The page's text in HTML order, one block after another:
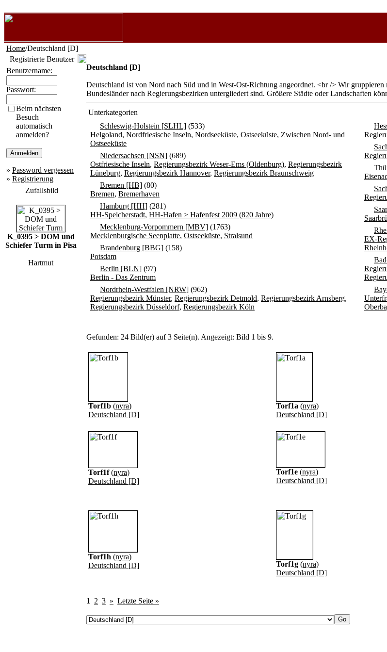
Home/Deutschland [D]
Registrierte Benutzer
Benutzername:
Passwort:
Beim nächsten
Besuch
automatisch
anmelden?
» Password vergessen
» Registrierung
Zufallsbild
K_0395 > DOM und
Schiefer Turm in Pisa
Hartmut
Deutschland [D]
Deutschland ist von Nord nach Süd und in West-Ost-Richtung angeordnet. <br /> Wir
Bundesländer nach Regierungsbezirken untergliedert sind. Größere Städte oder Landschaften
Unterkategorien
Schleswig-Holstein [SLHL] (533)
Helgoland, Nordfriesische Inseln, Nordseeküste, Ostseeküste, Zwischen Nord- und
Ostseeküste
Niedersachsen [NSN] (689)
Ostfriesische Inseln, Regierungsbezirk Weser-Ems (Oldenburg), Regierungsbezirk
Lüneburg, Regierungsbezirk Hannover, Regierungsbezirk Braunschweig
Bremen [HB] (80)
Bremen, Bremerhaven
Hamburg [HH] (281)
HH-Speicherstadt, HH-Hafen > Hafenfest 2009 (820 Jahre)
Mecklenburg-Vorpommern [MBV] (1763)
Mecklenburgische Seenplatte, Ostseeküste, Stralsund
Brandenburg [BBG] (158)
Potsdam
Berlin [BLN] (97)
Berlin - Das Zentrum
Nordrhein-Westfalen [NRW] (962)
Regierungsbezirk Münster, Regierungsbezirk Detmold, Regierungsbezirk Arnsberg,
Regierungsbezirk Düsseldorf, Regierungsbezirk Köln
EX-
Gefunden: 24 Bild(er) auf 3 Seite(n). Angezeigt: Bild 1 bis 9.
Torf1b (nyra)
Deutschland [D]
Torf1a (nyra)
Deutschland [D]
Torf1f(nyra)
Deutschland [D]
Torf1e (nyra)
Deutschland [D]
Torf1h (nyra)
Deutschland [D]
Torf1g (nyra)
Deutschland [D]
1 2 3 » Letzte Seite »